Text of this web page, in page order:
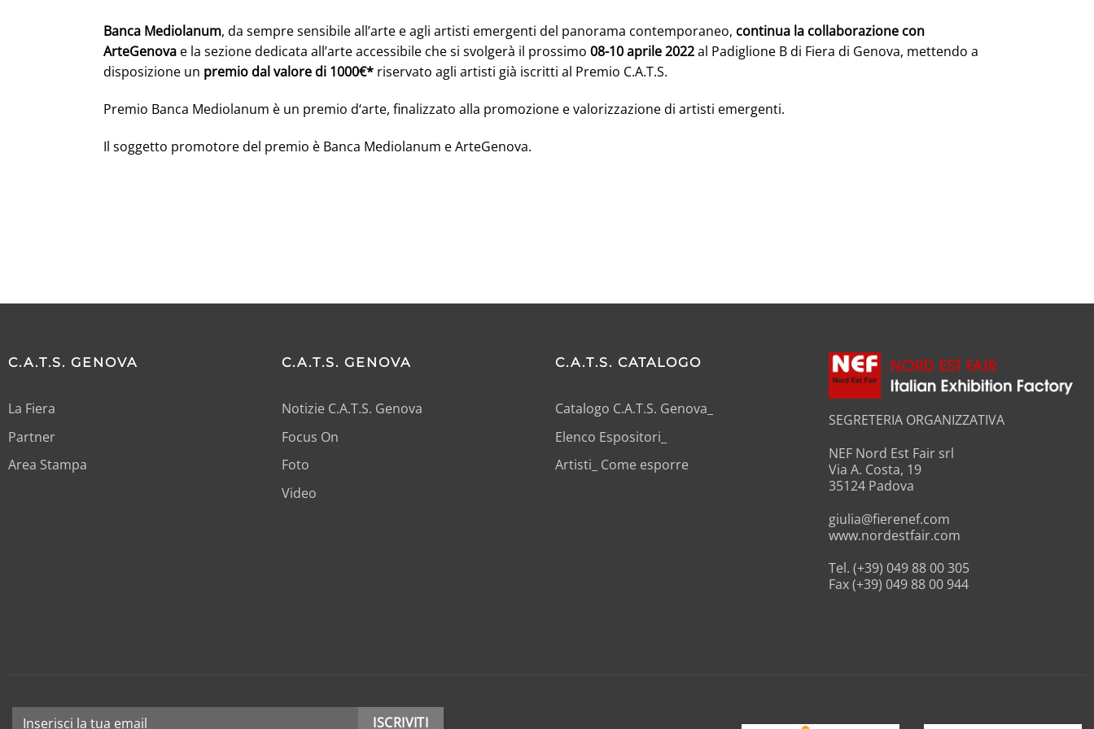
Banca Mediolanum, da sempre sensibile all’arte e agli artisti emergenti del panorama contemporaneo, continua la collaborazione con
ArteGenova e la sezione dedicata all’arte accessibile che si svolgerà il prossimo 08-10 aprile 2022al Padiglione B di Fiera di Genova, mettendo a
disposizione un premio dal valore di 1000€* riservato agli artisti già iscritti al Premio C.A.T.S.
Premio Banca Mediolanum è un premio d‘arte, finalizzato alla promozione e valorizzazione di artisti emergenti.
Il soggetto promotore del premio è Banca Mediolanum e ArteGenova.
C.A.T.S. GENOVA
La Fiera
Partner
Area Stampa
C.A.T.S. GENOVA
Notizie C.A.T.S. Genova
Focus On
Foto
Video
C.A.T.S. CATALOGO
Catalogo C.A.T.S. Genova_
Elenco Espositori_
Artisti_ Come esporre
SEGRETERIA ORGANIZZATIVA
NEF Nord Est Fair srl
Via A. Costa, 19
35124 Padova
giulia@fierenef.com
www.nordestfair.com
Tel. (+39) 049 88 00 305
Fax (+39) 049 88 00 944